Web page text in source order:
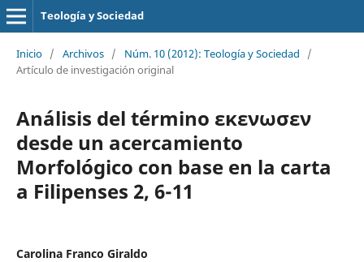
Teología y Sociedad
Inicio / Archivos / Núm. 10 (2012): Teología y Sociedad
/
Artículo de investigación original
Análisis del término εκενωσεν
desde un acercamiento
Morfológico con base en la carta
a Filipenses 2, 6-11
Carolina Franco Giraldo